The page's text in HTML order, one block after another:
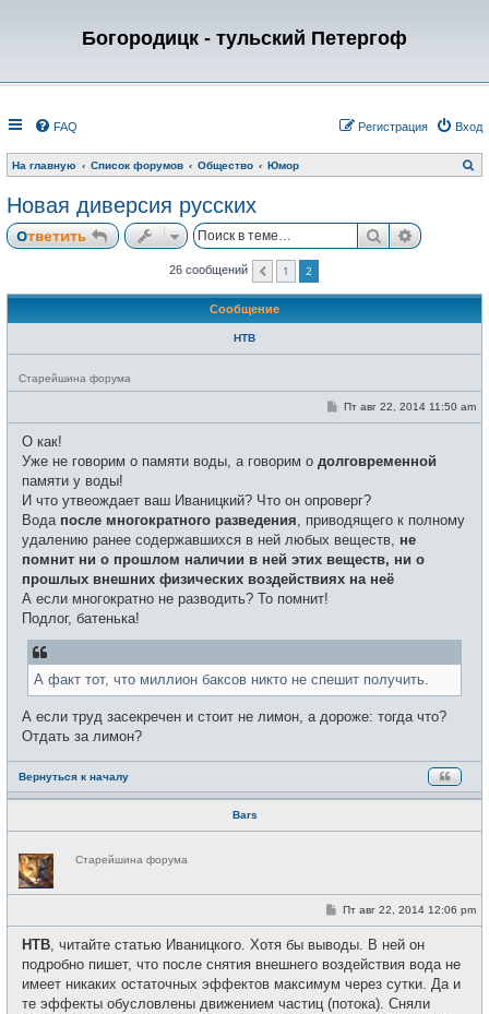
Богородицк - тульский Петергоф
FAQ Вход
Регистрация
На главную Список форумов Общество Юмор
о
Новая диверсия русских
Ответить Поиск
26 сообщений Пред.
1 2
Сообщение
НТВ
Н
е
т
и
Старейшина форума
С
щ
и
Пт авг 22, 2014 11:50 am
О как!
Уже не говорим о памяти воды, а говорим о долговременной
памяти у воды!
И что утвеождает ваш Иваницкий? Что он опроверг?
Вода после многократного разведения , приводящего к полному
удалению ранее содержавшихся в ней любых веществ, не
помнит ни о прошлом наличии в ней этих веществ, ни о
прошлых внешних физических воздействиях на неё
А если многократно не разводить? То помнит!
Подлог, батенька!
А факт тот, что миллион баксов никто не спешит получить.
А если труд засекречен и стоит не лимон, а дороже: тогда что?
Отдать за лимон?
Вернуться к началу
Bars
Н
е
в
с
и
Старейшина форума
С
б
щ
е
н
и
Пт авг 22, 2014 12:06 pm
НТВ, читайте статью Иваницкого. Хотя бы выводы. В ней он
подробно пишет, что после снятия внешнего воздействия вода не
имеет никаких остаточных эффектов максимум через сутки. Да и
те эффекты обусловлены движением частиц (потока). Сняли